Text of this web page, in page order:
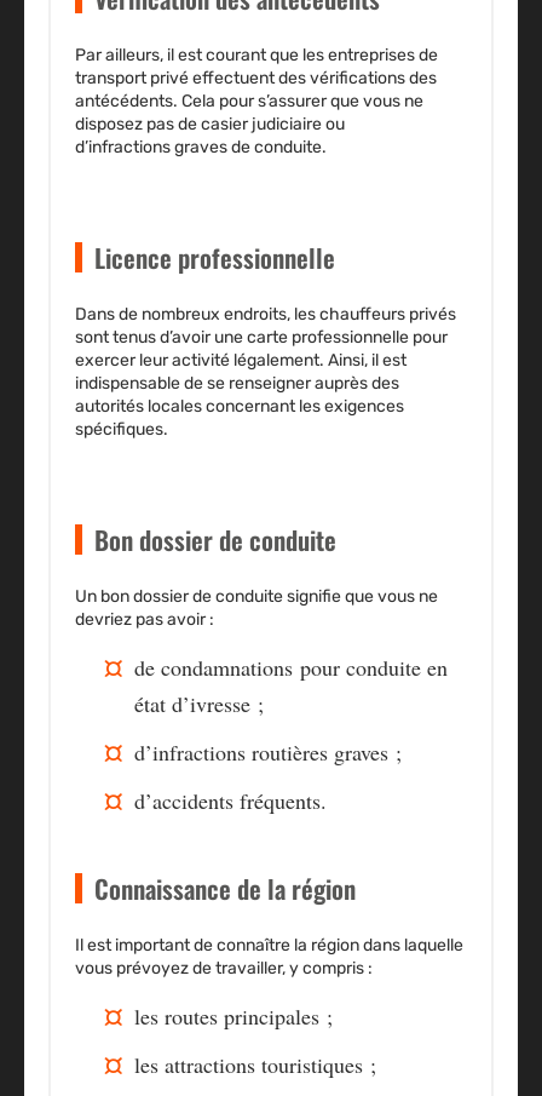
Par ailleurs, il est courant que les entreprises de
transport privé effectuent des vérifications des
antécédents. Cela pour s’assurer que vous ne
disposez pas decasier judiciaireou
d’infractionsgraves de conduite.
Licence professionnelle
Dans de nombreux endroits, les chauffeurs privés
sont tenus d’avoir unecarte professionnelle pour
exercer leur activité légalement. Ainsi, il est
indispensable de se renseigner auprès des
autorités locales concernant les exigences
spécifiques.
Bon dossier de conduite
Un bon dossier de conduite signifie que vous ne
devriez pas avoir :
de condamnations pour conduite en
état d’ivresse ;
d’infractions routières graves ;
d’accidents fréquents.
Connaissance de la région
Il est important de connaître la région dans laquelle
vous prévoyez de travailler, y compris :
les routes principales ;
les attractions touristiques ;